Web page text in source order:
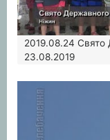
2019.08.24 Свято
23.08.2019